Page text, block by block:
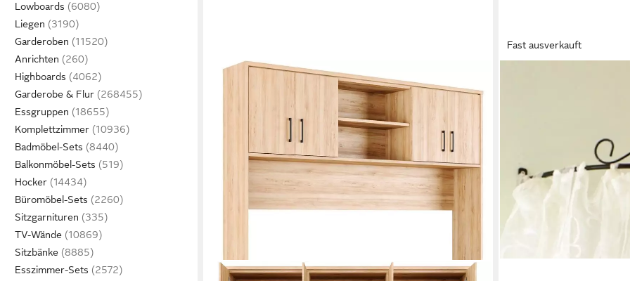
Lowboards
Liegen
Garderoben
Anrichten
Highboards
Garderobe & Flur
Essgruppen
Komplettzimmer
Badmöbel-Sets
Balkonmöbel-Sets
Hocker
Büromöbel-Sets
Sitzgarnituren
TV-Wände
Sitzbänke
Esszimmer-Sets
Fast ausverkauft